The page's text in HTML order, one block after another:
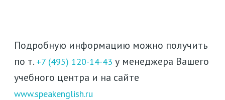
Подробную информацию можно получить
по т. +7 (495) 120-14-43 у менеджера Вашего
учебного центра и на сайте
www.speakenglish.ru